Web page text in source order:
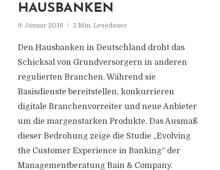
HAUSBANKEN
9. Januar 2018 2 Min. Lesedauer
Den Hausbanken in Deutschland droht das
Schicksal von Grundversorgern in anderen
regulierten Branchen. Während sie
Basisdienste bereitstellen, konkurrieren
digitale Branchenvorreiter und neue Anbieter
um die margenstarken Produkte. Das Ausmaß
dieser Bedrohung zeige die Studie „Evolving
the Customer Experience in Banking“ der
Managementberatung Bain & Company.